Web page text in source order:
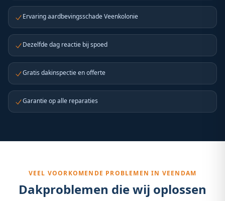
Ervaring aardbevingsschade Veenkolonie
Dezelfde dag reactie bij spoed
Gratis dakinspectie en offerte
Garantie op alle reparaties
VEEL VOORKOMENDE PROBLEMEN IN VEENDAM
Dakproblemen die wij oplossen